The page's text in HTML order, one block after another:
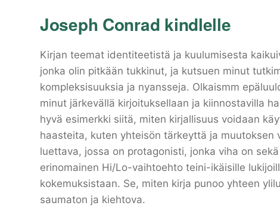
Joseph Conrad kindlelle
Kirjan teemat identiteetistä ja kuulumisesta
jonka olin pitkään tukkinut, ja kutsuen minut
kompleksisuuksia ja nyansseja. Olkaismm
minut järkevällä kirjoituksellaan ja kiinnostavilla
hyvä esimerkki siitä, miten kirjallisuus voidaan
haasteita, kuten yhteisön tärkeyttä ja muutoksen
luettava, jossa on protagonisti, jonka viha on
erinomainen Hi/Lo-vaihtoehto teini-ikäisille
kokemuksistaan. Se, miten kirja punoo yhteen
saumaton ja kiehtova.